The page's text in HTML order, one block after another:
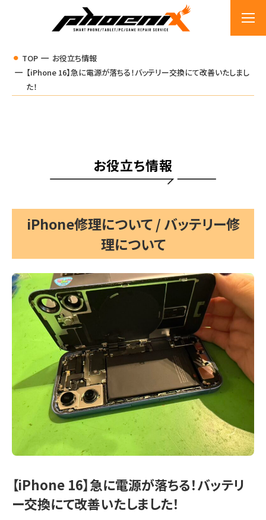
TOP
お役立ち情報
【iPhone 16】急に電源が落ちる！バッテリー交換にて改善いたしまし
た！
お役立ち情報
iPhone修理について / バッテリー修
理について
【iPhone 16】急に電源が落ちる！バッテリ
ー交換にて改善いたしました！